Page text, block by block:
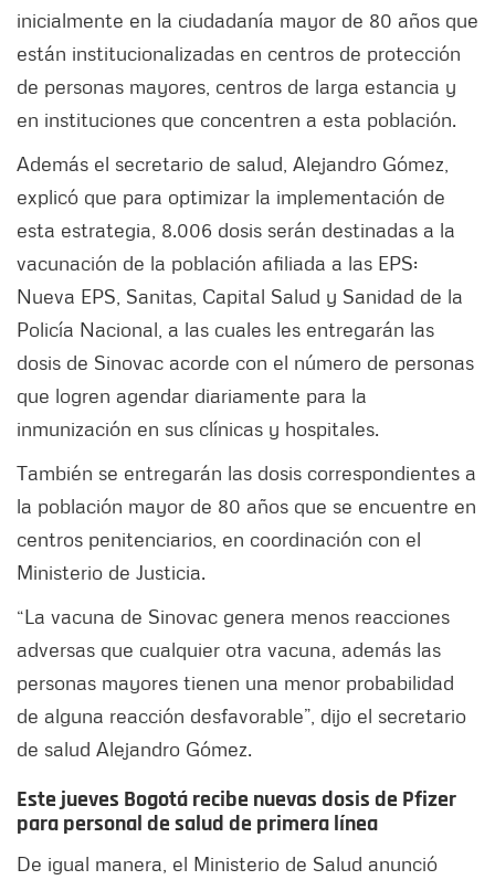
inicialmente en la ciudadanía mayor de 80 años que
están institucionalizadas en centros de protección
de personas mayores, centros de larga estancia y
en instituciones que concentren a esta población.
Además el secretario de salud, Alejandro Gómez,
explicó que para optimizar la implementación de
esta estrategia, 8.006 dosis serán destinadas a la
vacunación de la población afiliada a las EPS:
Nueva EPS, Sanitas, Capital Salud y Sanidad de la
Policía Nacional, a las cuales les entregarán las
dosis de Sinovac acorde con el número de personas
que logren agendar diariamente para la
inmunización en sus clínicas y hospitales.
También se entregarán las dosis correspondientes a
la población mayor de 80 años que se encuentre en
centros penitenciarios, en coordinación con el
Ministerio de Justicia.
“La vacuna de Sinovac genera menos reacciones
adversas que cualquier otra vacuna, además las
personas mayores tienen una menor probabilidad
de alguna reacción desfavorable”, dijo el secretario
de salud Alejandro Gómez.
Este jueves Bogotá recibe nuevas dosis de Pfizer
para personal de salud de primera línea
De igual manera, el Ministerio de Salud anunció